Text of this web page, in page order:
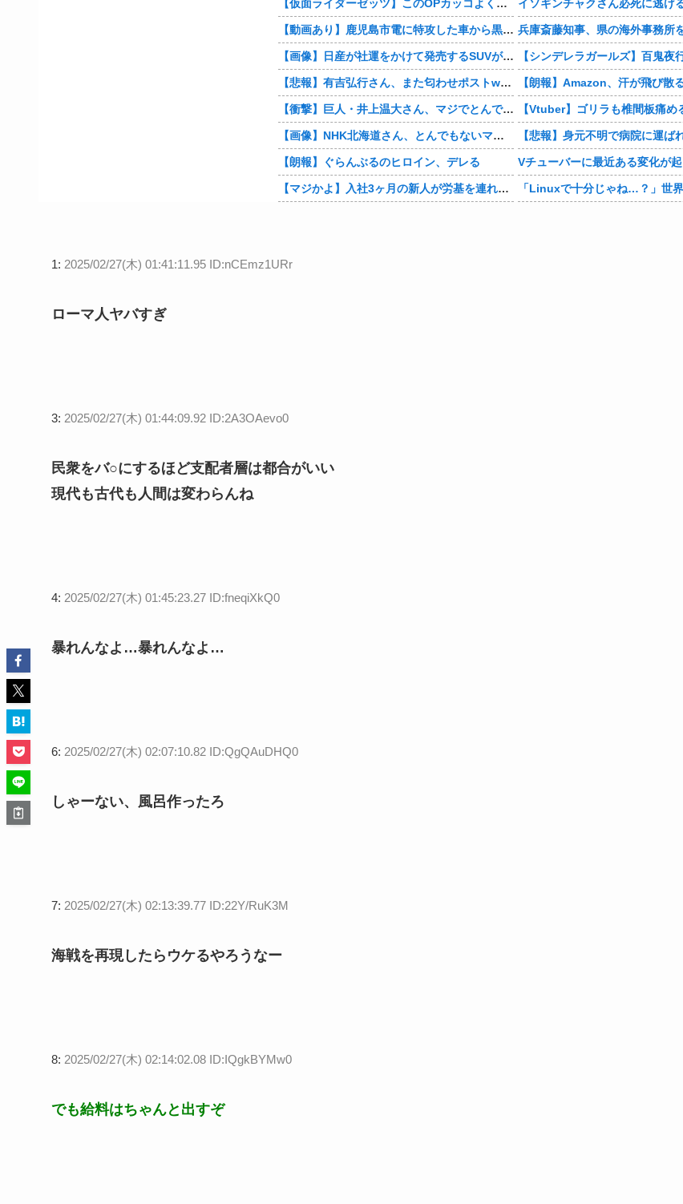
【仮面ライダーゼッツ】このOPカッコよくない？本編の展開ちゃんと反映してて完成度高いし
【動画あり】鹿児島市電に特攻した車から黒服3人組が車を乗り捨てて逃走
【画像】日産が社運をかけて発売するSUVがこちらです‥‥
【悲報】有吉弘行さん、また匂わせポストwwwwwwwwwwwwwwww
【衝撃】巨人・井上温大さん、マジでとんでもない事態にwww
【画像】NHK北海道さん、とんでもないマシュマロ女子をキャスターに起用してしまうwwwwwwww
【朗報】ぐらんぶるのヒロイン、デレる
【マジかよ】入社3ヶ月の新人が労基を連れて来て「90連勤させられました」「労働基準法違反です」→俺「彼は30連休中ですが?」
イソギンチャクさん必死に逃げ
【Vtuber】ゴリラも椎間板痛め
Vチューバーに最近ある変化が
1: 2025/02/27(木) 01:41:11.95 ID:nCEmz1URr
ローマ人ヤバすぎ
3: 2025/02/27(木) 01:44:09.92 ID:2A3OAevo0
民衆をバ○にするほど支配者層は都合がいい
現代も古代も人間は変わらんね
4: 2025/02/27(木) 01:45:23.27 ID:fneqiXkQ0
暴れんなよ…暴れんなよ…
6: 2025/02/27(木) 02:07:10.82 ID:QgQAuDHQ0
しゃーない、風呂作ったろ
7: 2025/02/27(木) 02:13:39.77 ID:22Y/RuK3M
海戦を再現したらウケるやろうなー
8: 2025/02/27(木) 02:14:02.08 ID:IQgkBYMw0
でも給料はちゃんと出すぞ